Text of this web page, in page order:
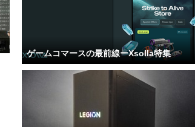
ゲームコマースの最前線ーXsolla特集